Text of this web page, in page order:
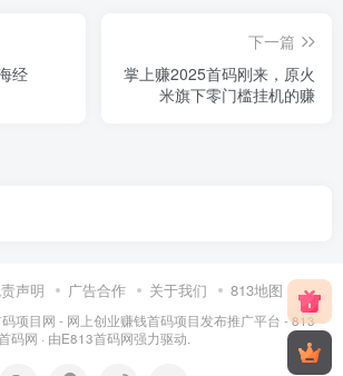
经
下一篇
掌上赚2025首码刚来，原火
米旗下零门槛挂机的赚
声明 广告合作 关于我们 813地图
项目网 - 网上创业赚钱首码项目发布推广平台 - 813
码网 · 由E813首码网强力驱动.